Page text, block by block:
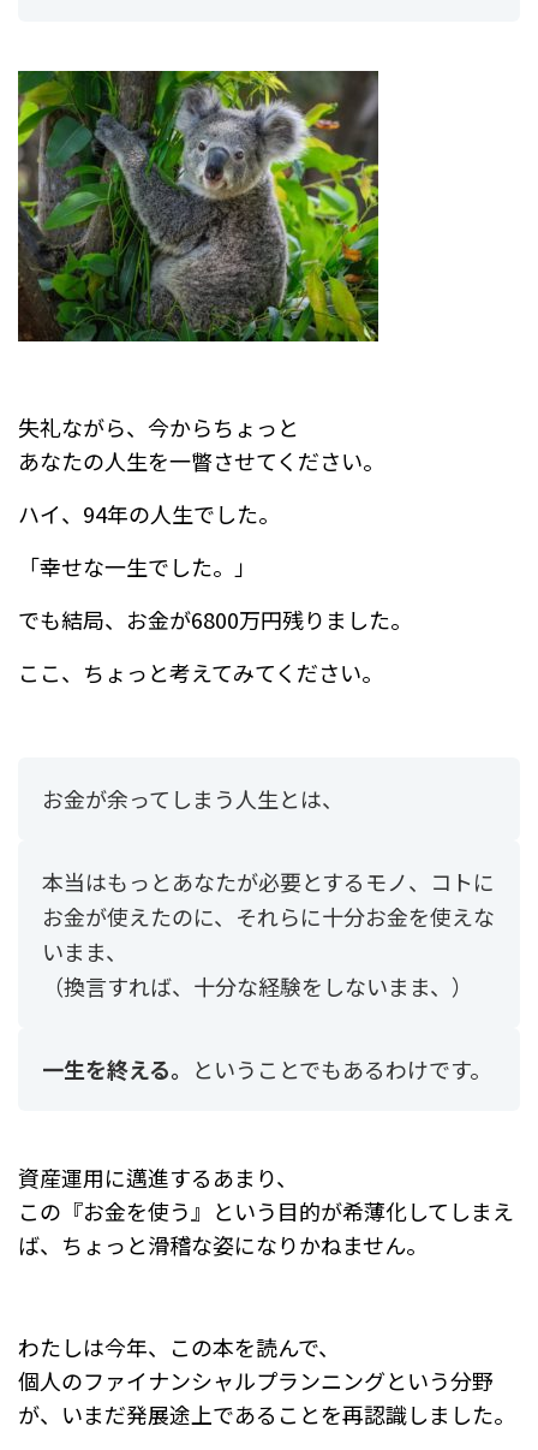
失礼ながら、今からちょっと
あなたの人生を一瞥させてください。
ハイ、94年の人生でした。
「幸せな一生でした。」
でも結局、お金が6800万円残りました。
ここ、ちょっと考えてみてください。
お金が余ってしまう人生とは、
本当はもっとあなたが必要とするモノ、コトに
お金が使えたのに、それらに十分お金を使えな
いまま、
（換言すれば、十分な経験をしないまま、）
一生を終える。 ということでもあるわけです。
資産運用に邁進するあまり、
この『お金を使う』という目的が希薄化してしまえ
ば、ちょっと滑稽な姿になりかねません。
わたしは今年、この本を読んで、
個人のファイナンシャルプランニングという分野
が、いまだ発展途上であることを再認識しました。